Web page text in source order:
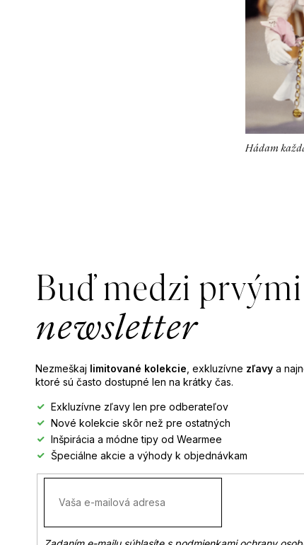
Hádam
Buď medzi prvými
newsletter
Nezmeškaj limitované kolekcie , exkluzívne zľavy a
ktoré sú často dostupné len na krátky čas.
Exkluzívne zľavy len pre odberateľov
Nové kolekcie skôr než pre ostatných
Inšpirácia a módne tipy od Wearmee
Špeciálne akcie a výhody k objednávkam